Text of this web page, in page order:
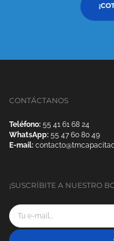
CONTÁCTANOS
Teléfono: 55 41 61 68 24
WhatsApp: 55 47 60 80 49
E-mail:
¡SUSCRÍBITE A NUESTRO